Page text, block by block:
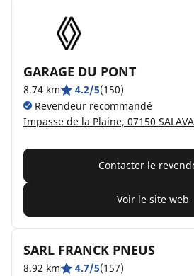
GARAGE DU PONT
8.74 km 4.2/5(150)
Revendeur recommandé
Impasse de la Plaine, 07150
Contacter le
Voir le site web
SARL FRANCK PNEUS
8.92 km 4.7/5(157)